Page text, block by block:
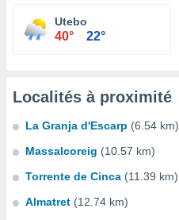
Utebo
40° 22°
Localités à proximité
La Granja d'Escarp (6.54 km)
Massalcoreig (10.57 km)
Torrente de Cinca (11.39 km)
Almatret (12.74 km)